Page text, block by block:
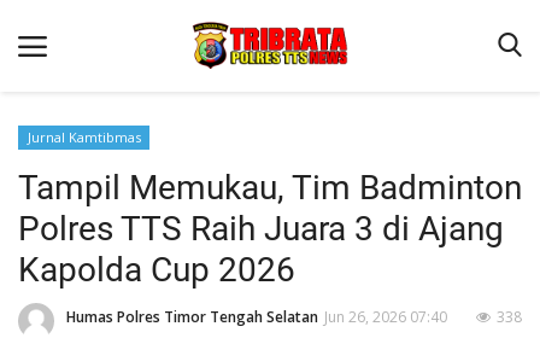
Beranda
Terms & Conditions
Reskrim
Binkam
Jurnal Kamtibmas
Tampil Memukau, Tim Badminton
Polres TTS Raih Juara 3 di Ajang
Kapolda Cup 2026
Humas Polres Timor Tengah Selatan Jun 26, 2026 07:40 338